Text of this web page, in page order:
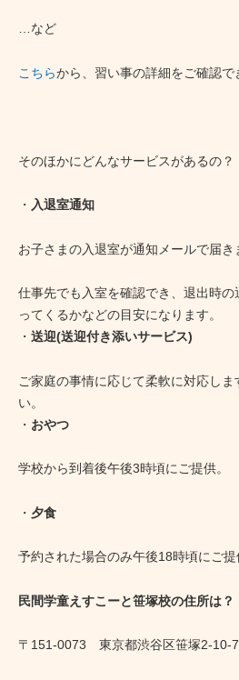
…など
こちらから、習い事の詳細をご確認で
そのほかにどんなサービスがあるの？
・ 入退室通知
お子さまの入退室が通知メールで届き
仕事先でも入室を確認でき、退出時
ってくるかなどの目安になります。
・ 送迎(送迎付き添いサービス)
ご家庭の事情に応じて柔軟に対応し
い。
・ おやつ
学校から到着後午後3時頃にご提供。
・ 夕食
予約された場合のみ午後18時頃にご提
民間学童えすこーと笹塚校の住所は？
〒151-0073 東京都渋谷区笹塚2-10-